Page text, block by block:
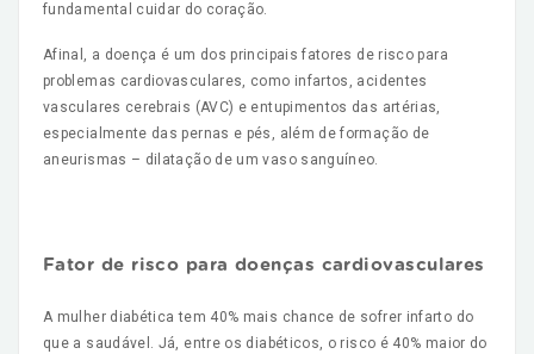
fundamental cuidar do coração.
Afinal, a doença é um dos principais fatores de risco para
problemas cardiovasculares, como infartos, acidentes
vasculares cerebrais (AVC) e entupimentos das artérias,
especialmente das pernas e pés, além de formação de
aneurismas – dilatação de um vaso sanguíneo.
Fator de risco para doenças cardiovasculares
A mulher diabética tem 40% mais chance de sofrer infarto do
que a saudável. Já, entre os diabéticos, o risco é 40% maior do